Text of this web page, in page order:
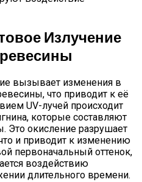
Излучение
вызывает изменения в
что приводит к её
UV-лучей происходит
которые составляют
Это окисление разрушает
и приводит к изменению
первоначальный оттенок,
воздействию
длительного времени.